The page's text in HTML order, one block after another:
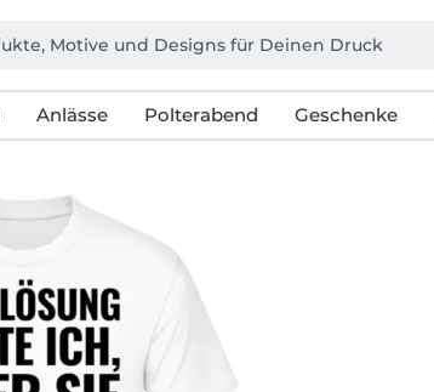
Anlässe Polterabend Geschenke